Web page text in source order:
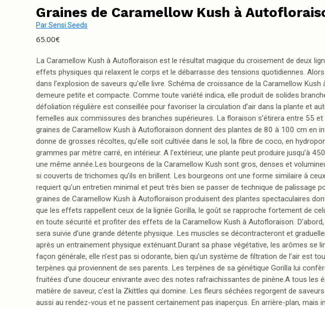
Graines de Caramellow Kush à
ParSensi Seeds
65.00€
La Caramellow Kush à Autofloraison est le résultat magique du croisement de deux
effets physiques qui relaxent le corps et le débarrasse des tensions quotidiennes.
dans l’explosion de saveurs qu’elle livre. Schéma de croissance de la Caramellow
demeure petite et compacte. Comme toute variété indica, elle produit de solides
défoliation régulière est conseillée pour favoriser la circulation d’air dans la plante et
femelles aux commissures des branches supérieures. La floraison s’étirera entre 55
graines de Caramellow Kush à Autofloraison donnent des plantes de 80 à 100 cm en
donne de grosses récoltes, qu’elle soit cultivée dans le sol, la fibre de coco, en
grammes par mètre carré, en intérieur. A l’extérieur, une plante peut produire jusqu’à
une même année.Les bourgeons de la Caramellow Kush sont gros, denses et
si couverts de trichomes qu’ils en brillent. Les bourgeons ont une forme similaire à
requiert qu’un entretien minimal et peut très bien se passer de technique de
graines de Caramellow Kush à Autofloraison produisent des plantes spectaculaires
que les effets rappellent ceux de la lignée Gorilla, le goût se rapproche fortement de
en toute sécurité et profiter des effets de la Caramellow Kush à Autofloraison.
sera suivie d’une grande détente physique. Les muscles se décontracteront et
après un entrainement physique exténuant.Durant sa phase végétative, les arômes se
façon générale, elle n’est pas si odorante, bien qu’un système de filtration de l’air est
terpènes qui proviennent de ses parents. Les terpènes de sa génétique Gorilla lui
fruitées d’une douceur enivrante avec des notes rafraichissantes de pinène.A tous
matière de saveur, c’est la Zkittles qui domine. Les fleurs séchées regorgent de
aussi au rendez-vous et ne passent certainement pas inaperçus. En arrière-plan,